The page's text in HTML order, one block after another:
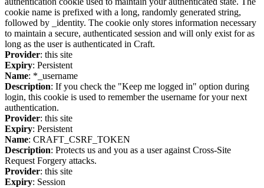
cookie name is prefixed with a long, randomly generated string,
followed by _identity. The cookie only stores information necessary
to maintain a secure, authenticated session and will only exist for as
long as the user is authenticated in Craft.
Provider: this site
Expiry: Persistent
Name: *_username
Description: If you check the "Keep me logged in" option during
login, this cookie is used to remember the username for your next
authentication.
Provider: this site
Expiry: Persistent
Name: CRAFT_CSRF_TOKEN
Description: Protects us and you as a user against Cross-Site
Request Forgery attacks.
Provider: this site
Expiry: Session